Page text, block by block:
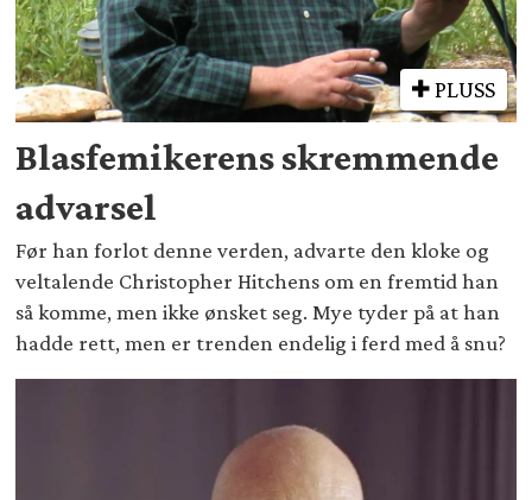
PLUSS
Blasfemikerens skremmende
advarsel
Før han forlot denne verden, advarte den kloke og
veltalende Christopher Hitchens om en fremtid han
så komme, men ikke ønsket seg. Mye tyder på at han
hadde rett, men er trenden endelig i ferd med å snu?